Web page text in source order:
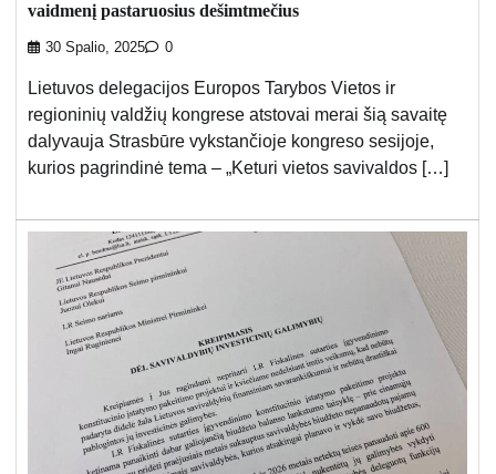
vaidmenį pastaruosius dešimtmečius
30 Spalio, 2025 0
Lietuvos delegacijos Europos Tarybos Vietos ir
regioninių valdžių kongrese atstovai merai šią savaitę
dalyvauja Strasbūre vykstančioje kongreso sesijoje,
kurios pagrindinė tema – „Keturi vietos savivaldos […]